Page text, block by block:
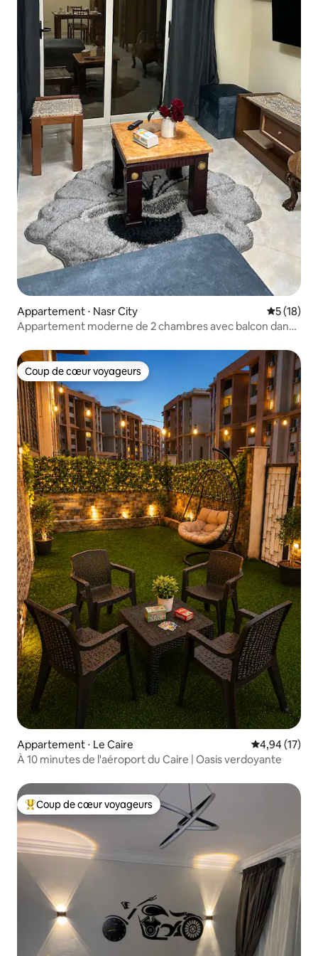
Appartement ⋅ Nasr City
5 (18)
Appartement moderne de 2 chambres avec balcon dans
Coup de cœur voyageurs
Coup de cœur voyageurs
Appartement ⋅ Le Caire Évaluation
4,94 (17)
À 10 minutes de l'aéroport du Caire | Oasis verdoyante
Coups de cœur voyageurs les plus appréciés
Coup de cœur voyageurs